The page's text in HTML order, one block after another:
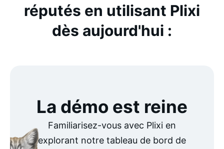
réputés en utilisant Plixi
dès aujourd'hui :
La démo est reine
Familiarisez-vous avec Plixi en
explorant notre tableau de bord de